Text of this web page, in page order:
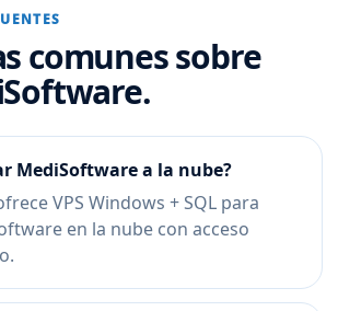
comunes sobre
MediSoftware a la nube?
VPS Windows + SQL para
en la nube con acceso